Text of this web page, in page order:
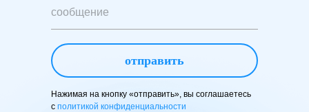
отправить
Нажимая на кнопку «отправить», вы соглашаетесь
с политикой конфиденциальности